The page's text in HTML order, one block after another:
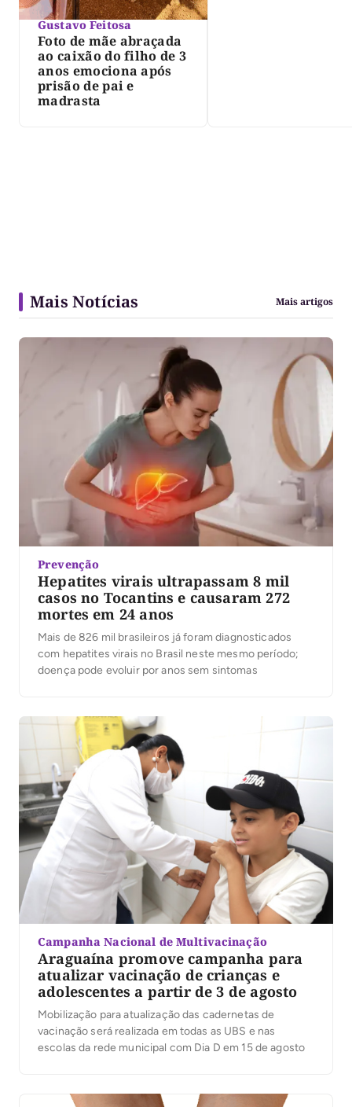
Gustavo Feitosa
Foto de mãe abraçada
ao caixão do filho de 3
anos emociona após
prisão de pai e
madrasta
Mais Notícias Mais artigos
Prevenção
Hepatites virais ultrapassam 8 mil
casos no Tocantins e causaram 272
mortes em 24 anos
Mais de 826 mil brasileiros já foram diagnosticados
com hepatites virais no Brasil neste mesmo período;
doença pode evoluir por anos sem sintomas
Campanha Nacional de Multivacinação
Araguaína promove campanha para
atualizar vacinação de crianças e
adolescentes a partir de 3 de agosto
Mobilização para atualização das cadernetas de
vacinação será realizada em todas as UBS e nas
escolas da rede municipal com Dia D em 15 de agosto